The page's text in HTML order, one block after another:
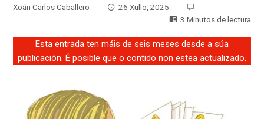
Xoán Carlos Caballero
26 Xullo, 2025
3 Minutos de lectura
Esta entrada ten máis de seis meses desde a súa
publicación. É posible que o contido non estea actualizado.